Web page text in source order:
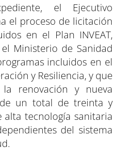
el Ejecutivo
el proceso de licitación
en el Plan INVEAT,
Ministerio de Sanidad
incluidos en el
y Resiliencia, y que
renovación y nueva
un total de treinta y
alta tecnología sanitaria
del sistema